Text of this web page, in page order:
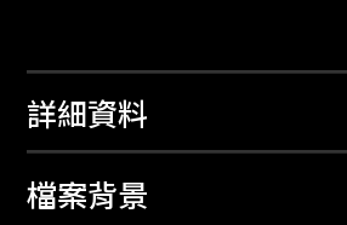
詳細資料
檔案背景